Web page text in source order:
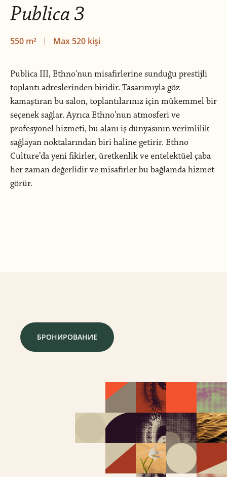
Publica 3
550 m² Max 520 kişi
Publica III, Ethno'nun misafirlerine sunduğu prestijli
toplantı adreslerinden biridir. Tasarımıyla göz
kamaştıran bu salon, toplantılarınız için mükemmel bir
seçenek sağlar. Ayrıca Ethno'nun atmosferi ve
profesyonel hizmeti, bu alanı iş dünyasının verimlilik
sağlayan noktalarından biri haline getirir. Ethno
Culture’da yeni fikirler, üretkenlik ve entelektüel çaba
her zaman değerlidir ve misafirler bu bağlamda hizmet
görür.
БРОНИРОВАНИЕ